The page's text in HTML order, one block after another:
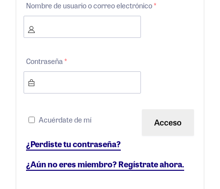
Nombre de usuario o correo electrónico*
Contraseña*
Acuérdate de mí
¿Perdiste tu contraseña?
¿Aún no eres miembro? Regístrate ahora.